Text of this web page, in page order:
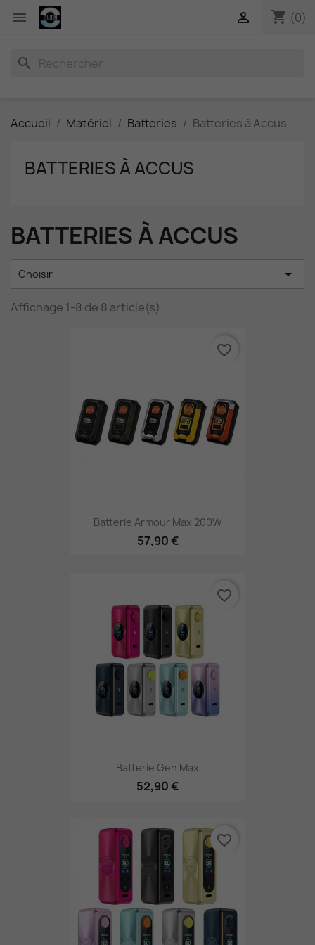
 shopping_cart (0)

search
Accueil Matériel Batteries Batteries à Accus
BATTERIES À ACCUS
BATTERIES À ACCUS
Choisir 
Affichage 1-8 de 8 article(s)
Batterie Armour Max 200W
57,90 €
favorite_border
Batterie Gen Max
52,90 €
favorite_border
favorite_border